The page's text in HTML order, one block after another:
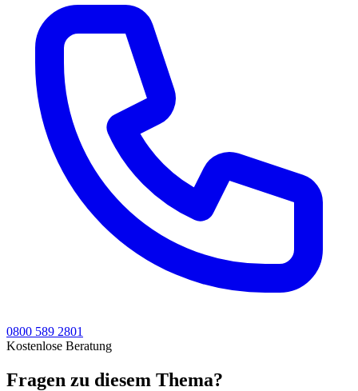
0800 589 2801
Kostenlose Beratung
Fragen zu diesem Thema?